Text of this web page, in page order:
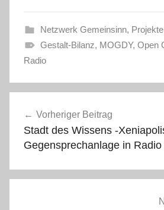
Netzwerk Gemeinsinn,
Gestalt-Bilanz, MOGDY, Open
Radio
Vorheriger Beitrag
Stadt des Wissens -
Gegensprechanlage in Radio